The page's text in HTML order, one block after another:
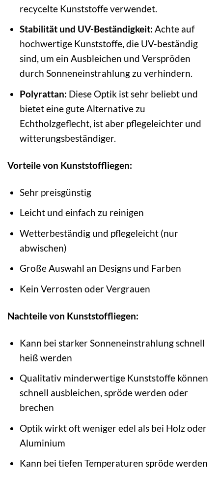
recycelte Kunststoffe verwendet.
Stabilität und UV-Beständigkeit: Achte auf
hochwertige Kunststoffe, die UV-beständig
sind, um ein Ausbleichen und Verspröden
durch Sonneneinstrahlung zu verhindern.
Polyrattan: Diese Optik ist sehr beliebt und
bietet eine gute Alternative zu
Echtholzgeflecht, ist aber pflegeleichter und
witterungsbeständiger.
Vorteile von Kunststoffliegen:
Sehr preisgünstig
Leicht und einfach zu reinigen
Wetterbeständig und pflegeleicht (nur
abwischen)
Große Auswahl an Designs und Farben
Kein Verrosten oder Vergrauen
Nachteile von Kunststoffliegen:
Kann bei starker Sonneneinstrahlung schnell
heiß werden
Qualitativ minderwertige Kunststoffe können
schnell ausbleichen, spröde werden oder
brechen
Optik wirkt oft weniger edel als bei Holz oder
Aluminium
Kann bei tiefen Temperaturen spröde werden